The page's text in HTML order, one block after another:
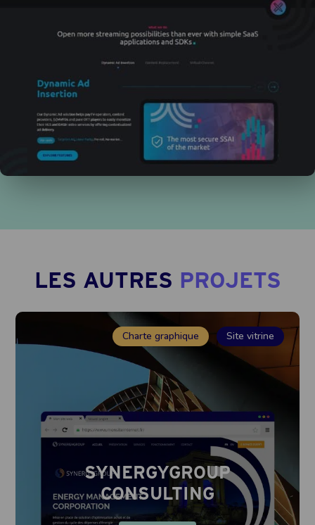
LES AUTRES PROJETS
Charte graphique Site vitrine
SYNERGYGROUP
CONSULTING